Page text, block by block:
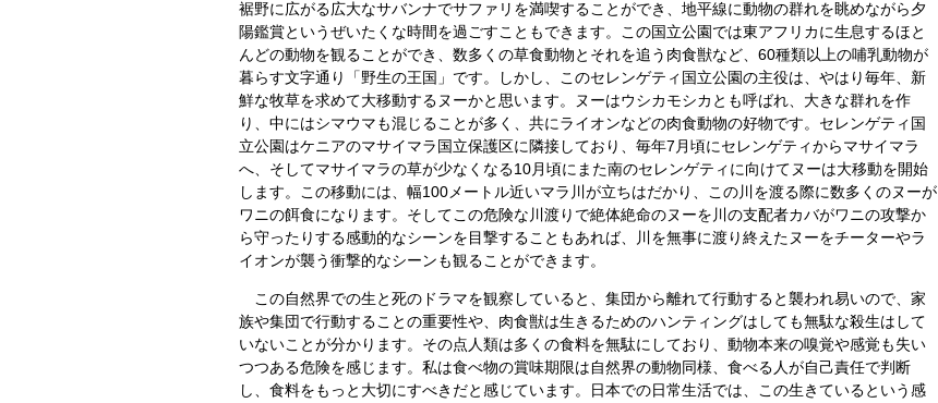
裾野に広がる広大なサバンナでサファリを満喫することができ、地平線に動物の群れを眺めながら夕
陽鑑賞というぜいたくな時間を過ごすこともできます。こ の国立公園では東アフリカに生息するほと
んどの動物を観ることができ、数多くの草食動物とそれを追う肉食獣など、60種類以上の哺乳動物が
暮らす文字通り「野生の王国」です。しかし、このセレンゲティ国立公園の主役は、やはり毎年、新
鮮な牧草を求めて大移動するヌーかと思います。ヌーはウシカモシカとも呼ばれ、大きな群れを作
り、中にはシマウマも混じることが多く、共にライオンなどの肉食動物の好物です。 セレンゲティ国
立公園はケニアのマサイマラ国立保護区に隣接しており、毎年7月頃にセレンゲティからマサイマラ
へ、そしてマサイマラの草が少なくなる10月頃にまた南のセレンゲティに向けてヌーは大移動を開始
します。 この移動には、幅100メートル近いマラ川が立ちはだかり、この川を渡る際に数多くのヌーが
ワニの餌食になります。そしてこの危険な川渡りで絶体絶命のヌーを川の支配者カバがワニの攻撃か
ら守ったりする感動的なシーンを目撃することもあれば、川を無事に渡り終えたヌーをチーターやラ
イオンが襲う衝撃的なシーンも観ることができます。
この自然界での生と死のドラマを観察していると、集団から離れて行動すると襲われ易いので、家
族や集団で行動することの重要性や、肉食獣は生きるためのハンティングはしても無駄な殺生はして
いないことが分かります。その点人類は多くの食料を無駄にしており、動物本来の嗅覚や感覚も失い
つつある危険を感じます。私は食べ物の賞味期限は自然界の動物同様、食べる人が自己責任で判断
し、食料をもっと大切にすべきだと感じています。
日本での日常生活では、この生きているという感